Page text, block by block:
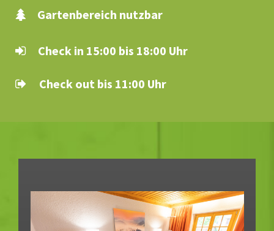
Gartenbereich nutzbar
Check in 15:00 bis 18:00 Uhr
Check out bis 11:00 Uhr